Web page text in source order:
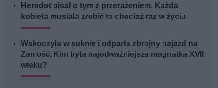
Herodot pisał o tym z przerażeniem. Każda
kobieta musiała zrobić to chociaż raz w życiu
Wskoczyła w suknie i odparła zbrojny najazd na
Zamość. Kim była najodważniejsza magnatka XVII
wieku?